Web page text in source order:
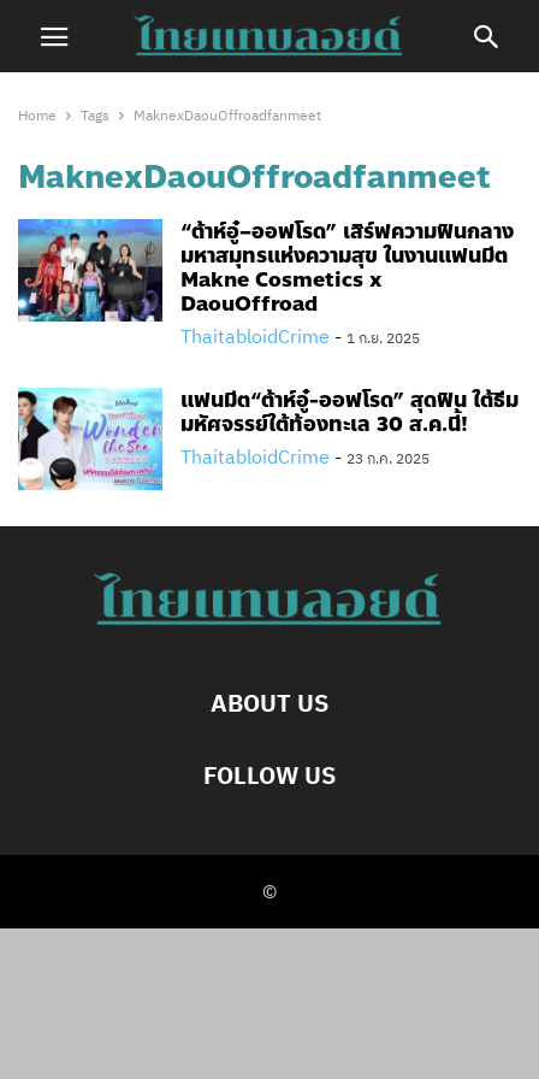
Home Tags MaknexDaouOffroadfanmeet
MaknexDaouOffroadfanmeet
“ต้าห์อู๋–ออฟโรด” เสิร์ฟความฟินกลาง
มหาสมุทรแห่งความสุข ในงานแฟนมีต
Makne Cosmetics x
DaouOffroad
ThaitabloidCrime - 1 ก.ย. 2025
แฟนมีต“ต้าห์อู๋-ออฟโรด” สุดฟิน ใต้ธีม
มหัศจรรย์ใต้ท้องทะเล 30 ส.ค.นี้!
ThaitabloidCrime - 23 ก.ค. 2025
ABOUT US
FOLLOW US
©